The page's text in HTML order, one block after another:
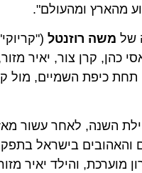
ומהעולם".
משה רוזנטל
2026. הסרט, בכיכובם של אסי כהן, קרן
לאחר עשור מאז
והילד יאיר מזור,